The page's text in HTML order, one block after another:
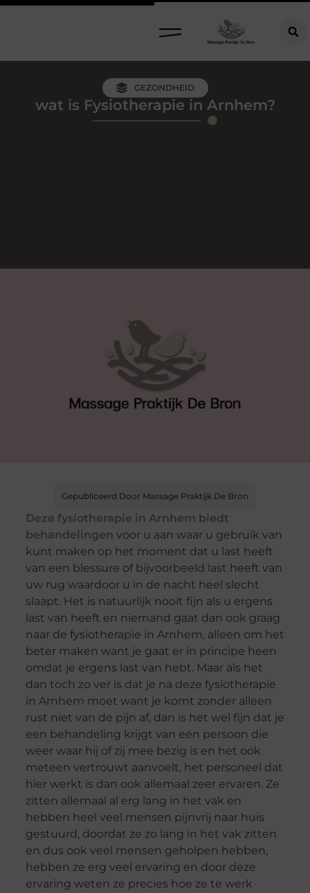
GEZONDHEID
wat is Fysiotherapie in Arnhem?
Gepubliceerd Door Massage Praktijk De Bron
Deze fysiotherapie in Arnhem biedt
behandelingen voor u aan waar u gebruik van
kunt maken op het moment dat u last heeft
van een blessure of bijvoorbeeld last heeft van
uw rug waardoor u in de nacht heel slecht
slaapt. Het is natuurlijk nooit fijn als u ergens
last van heeft en niemand gaat dan ook graag
naar de fysiotherapie in Arnhem, alleen om het
beter maken want je gaat er in principe heen
omdat je ergens last van hebt. Maar als het
dan toch zo ver is dat je na deze fysiotherapie
in Arnhem moet want je komt zonder alleen
rust niet van de pijn af, dan is het wel fijn dat je
een behandeling krijgt van een persoon die
weer waar hij of zij mee bezig is en het ook
meteen vertrouwt aanvoelt, het personeel dat
hier werkt is dan ook allemaal zeer ervaren. Ze
zitten allemaal al erg lang in het vak en
hebben heel veel mensen pijnvrij naar huis
gestuurd, doordat ze zo lang in het vak zitten
en dus ook veel mensen geholpen hebben,
hebben ze erg veel ervaring en door deze
ervaring weten ze precies hoe ze te werk